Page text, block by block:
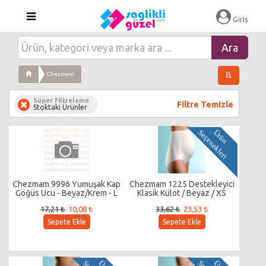
Giriş
Chezmam
Süper Filtreleme
Stoktaki Ürünler Filtre Temizle
Chezmam 9996 Yumuşak Kap
Göğüs Ucu - Beyaz/Krem - L
17,21 ₺ 10,08 ₺
Sepete Ekle
Chezmam 1225 Destekleyici
Klasik Külot / Beyaz / XS
33,62 ₺ 23,53 ₺
Sepete Ekle
Ü
r
ü
n
S
e
ç
e
n
e
k
l
e
r
i